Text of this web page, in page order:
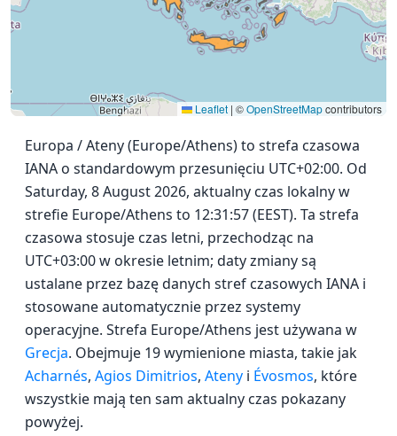
Leaflet | ©OpenStreetMapcontributors
Europa / Ateny (Europe/Athens) to strefa czasowa
IANA o standardowym przesunięciu UTC+02:00. Od
Saturday, 8 August 2026, aktualny czas lokalny w
strefie Europe/Athens to 12:31:57 (EEST). Ta strefa
czasowa stosuje czas letni, przechodząc na
UTC+03:00 w okresie letnim; daty zmiany są
ustalane przez bazę danych stref czasowych IANA i
stosowane automatycznie przez systemy
operacyjne. Strefa Europe/Athens jest używana w
Grecja. Obejmuje 19 wymienione miasta, takie jak
Acharnés, Agios Dimitrios, Ateny i Évosmos, które
wszystkie mają ten sam aktualny czas pokazany
powyżej.